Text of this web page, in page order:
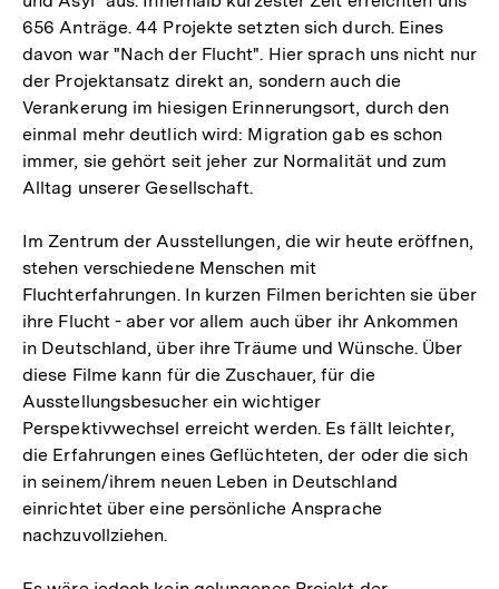
656 Anträge. 44 Projekte setzten sich durch. Eines
davon war "Nach der Flucht". Hier sprach uns nicht nur
der Projektansatz direkt an, sondern auch die
Verankerung im hiesigen Erinnerungsort, durch den
einmal mehr deutlich wird: Migration gab es schon
immer, sie gehört seit jeher zur Normalität und zum
Alltag unserer Gesellschaft.
Im Zentrum der Ausstellungen, die wir heute eröffnen,
stehen verschiedene Menschen mit
Fluchterfahrungen. In kurzen Filmen berichten sie über
ihre Flucht - aber vor allem auch über ihr Ankommen
in Deutschland, über ihre Träume und Wünsche. Über
diese Filme kann für die Zuschauer, für die
Ausstellungsbesucher ein wichtiger
Perspektivwechsel erreicht werden. Es fällt leichter,
die Erfahrungen eines Geflüchteten, der oder die sich
in seinem/ihrem neuen Leben in Deutschland
einrichtet über eine persönliche Ansprache
nachzuvollziehen.